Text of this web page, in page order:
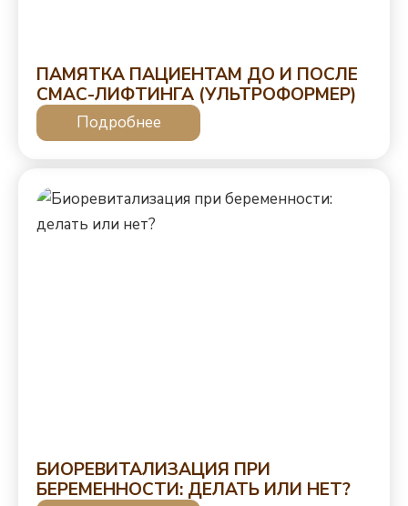
ПАМЯТКА ПАЦИЕНТАМ ДО И ПОСЛЕ
СМАС-ЛИФТИНГА (УЛЬТРОФОРМЕР)
Подробнее
БИОРЕВИТАЛИЗАЦИЯ ПРИ
БЕРЕМЕННОСТИ: ДЕЛАТЬ ИЛИ НЕТ?